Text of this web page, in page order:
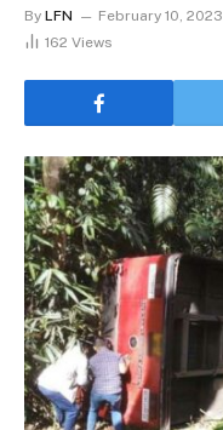
By LFN February 10, 2023
162 Views